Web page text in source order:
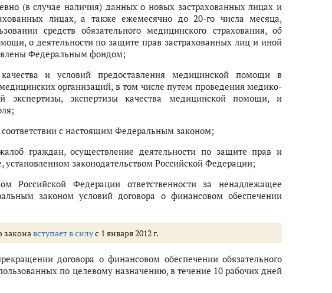
(в случае наличия) данных о новых застрахованных лицах и
лицах, а также ежемесячно до 20-го числа месяца,
средств обязательного медицинского страхования, об
о деятельности по защите прав застрахованных лиц и иной
Федеральным фондом;
и условий предоставления медицинской помощи в
организаций, в том числе путем проведения медико-
экспертизы, экспертизы качества медицинской помощи, и
с настоящим Федеральным законом;
граждан, осуществление деятельности по защите прав и
законодательством Российской Федерации;
Российской Федерации ответственности за ненадлежащее
законом условий договора о финансовом обеспечении
законавступает в силус 1 января 2012 г.
договора о финансовом обеспечении обязательного
по целевому назначению, в течение 10 рабочих дней